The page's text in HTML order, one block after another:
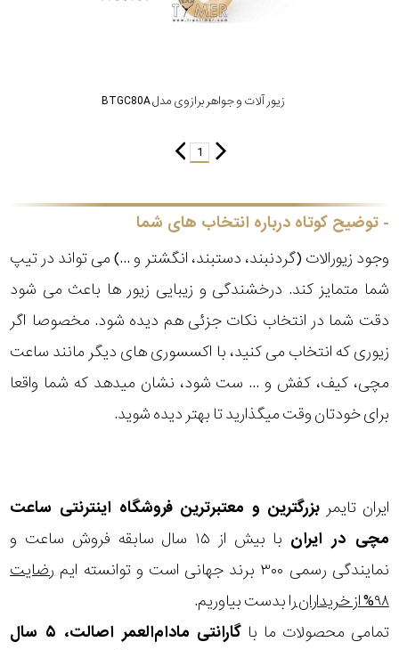
زیور آلات و جواهر برازوی مدل BTGC80A
1
توضیح کوتاه درباره انتخاب های شما
وجود زیورالات (گردنبند، دستبند، انگشتر و ...) می تواند در تیپ
شما متمایز کند. درخشندگی و زیبایی زیور ها باعث می شود
دقت شما در انتخاب نکات جزئی هم دیده شود. مخصوصا اگر
زیوری که انتخاب می کنید، با اکسسوری های دیگر مانند ساعت
مچی، کیف، کفش و ... ست شود، نشان میدهد که شما واقعا
برای خودتان وقت میگذارید تا بهتر دیده شوید.
ایران تایمر بزرگترین و معتبرترین فروشگاه اینترنتی ساعت
مچی در ایران
با بیش از ۱۵ سال سابقه فروش ساعت و
نمایندگی رسمی ۳۰۰ برند جهانی است و توانسته ایم
رضایت
۹۸% از خریداران
را بدست بیاوریم.
تمامی محصولات ما با
گارانتی مادام‌العمر اصالت، ۵ سال